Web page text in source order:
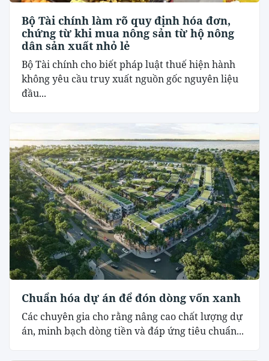
Bộ Tài chính làm rõ quy định hóa đơn,
chứng từ khi mua nông sản từ hộ nông
dân sản xuất nhỏ lẻ
Bộ Tài chính cho biết pháp luật thuế hiện hành
không yêu cầu truy xuất nguồn gốc nguyên liệu
đầu...
Chuẩn hóa dự án để đón dòng vốn xanh
Các chuyên gia cho rằng nâng cao chất lượng dự
án, minh bạch dòng tiền và đáp ứng tiêu chuẩn...